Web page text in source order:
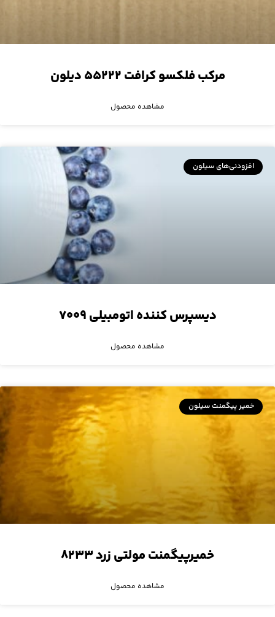
مرکب فلکسو کرافت ۵۵۲۲۲ دیلون
مشاهده محصول
افزودنی‌های سیلون
دیسپرس کننده اتومبیلی ۷۰۰۹
مشاهده محصول
خمیر پیگمنت سیلون
خمیرپیگمنت مولتی زرد ۸۲۳۳
مشاهده محصول